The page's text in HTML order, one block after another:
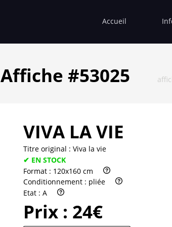
Accueil
Affiche #53025
VIVA LA VIE
Titre original : Viva la vie
✔ EN STOCK
Format : 120x160 cm
Conditionnement : pliée
Etat : A
Prix : 24€